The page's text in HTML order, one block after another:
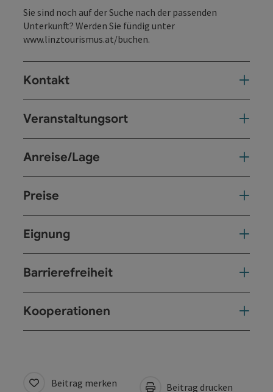
Sie sind noch auf der Suche nach der passenden
Unterkunft? Werden Sie fündig unter
www.linztourismus.at/buchen.
Kontakt
Veranstaltungsort
Anreise/Lage
Preise
Eignung
Barrierefreiheit
Kooperationen
Beitrag merken Beitrag drucken